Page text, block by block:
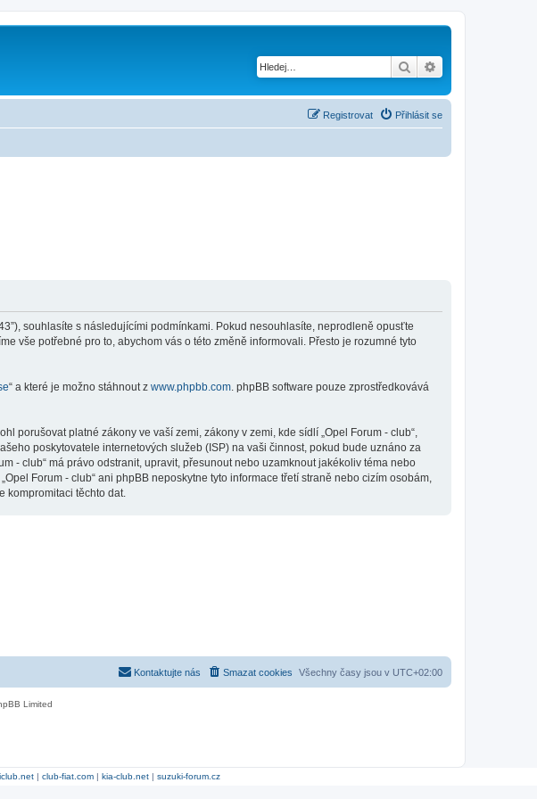
Hledat
Přihlásit se
Registrovat
souhlasíte s následujícími podmínkami. Pokud nesouhlasíte, neprodleně opusťte
vše potřebné pro to, abychom vás o této změně informovali. Přesto je rozumné tyto
“ a které je možno stáhnout z www.phpbb.com . phpBB software pouze zprostředkovává
porušovat platné zákony ve vaší zemi, zákony v zemi, kde sídlí „Opel Forum - club“,
poskytovatele internetových služeb (ISP) na vaši činnost, pokud bude uznáno za
- club“ má právo odstranit, upravit, přesunout nebo uzamknout jakékoliv téma nebo
Forum - club“ ani phpBB neposkytne tyto informace třetí straně nebo cizím osobám,
kompromitaci těchto dat.
Všechny časy jsou v UTC+02:00
Smazat cookies
Kontaktujte nás
Limited
| club-fiat.com| kia-club.net| suzuki-forum.cz